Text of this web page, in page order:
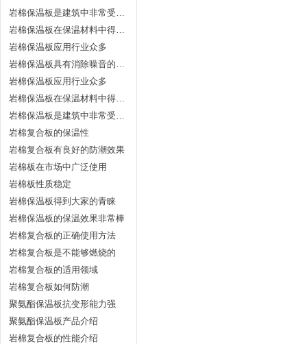
岩棉保温板是建筑中非常受欢迎
岩棉保温板在保温材料中得到认可
岩棉保温板应用行业众多
岩棉保温板具有消除噪音的能力
岩棉保温板应用行业众多
岩棉保温板在保温材料中得到认可
岩棉保温板是建筑中非常受欢迎
岩棉复合板的保温性
岩棉复合板有良好的防潮效果
岩棉板在市场中广泛使用
岩棉板性质稳定
岩棉保温板得到大家的青睐
岩棉保温板的保温效果非常棒
岩棉复合板的正确使用方法
岩棉复合板是不能够燃烧的
岩棉复合板的适用领域
岩棉复合板如何防潮
聚氨酯保温板抗变形能力强
聚氨酯保温板产品介绍
岩棉复合板的性能介绍